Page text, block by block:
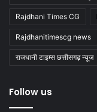
Rajdhani Times CG
Rajdhanitimescg news
राजधानी टाइम्स छत्तीसगढ़ न्यूज
Follow us